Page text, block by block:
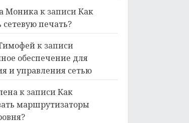
Моникак записиКак
сетевую печать?
к записи
обеспечение для
и управления сетью
к записиКак
маршрутизаторы